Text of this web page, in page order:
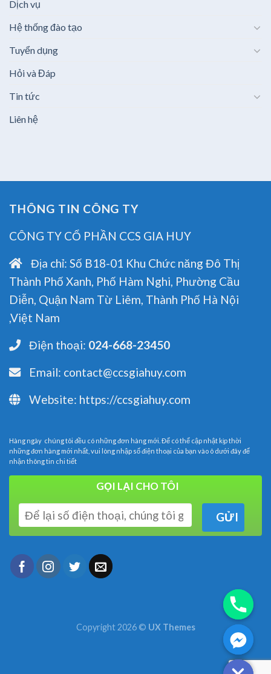
Dịch vụ
Hệ thống đào tạo
Tuyển dụng
Hỏi và Đáp
Tin tức
Liên hệ
THÔNG TIN CÔNG TY
CÔNG TY CỔ PHẦN CCS GIA HUY
Địa chỉ: Số B18-01 Khu Chức năng Đô Thị
Thành Phố Xanh, Phố Hàm Nghi, Phường Cầu
Diễn, Quận Nam Từ Liêm, Thành Phố Hà Nội
,Việt Nam
Điện thoại: 024-668-23450
Email: contact@ccsgiahuy.com
Website: https://ccsgiahuy.com
Hàng ngày chúng tôi đều có những đơn hàng mới. Để có thể cập nhật kịp thời
những đơn hàng mới nhất, vui lòng nhập số điện thoại của bạn vào ô dưới đây để
nhận thông tin chi tiết
GỌI LẠI CHO TÔI
Copyright 2026 © UX Themes